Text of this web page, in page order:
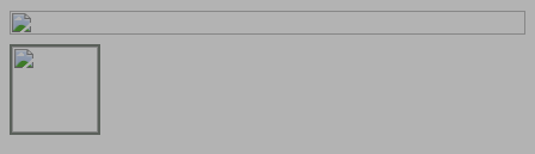
2º cafeteira